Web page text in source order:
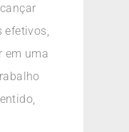
efetivos,
em uma